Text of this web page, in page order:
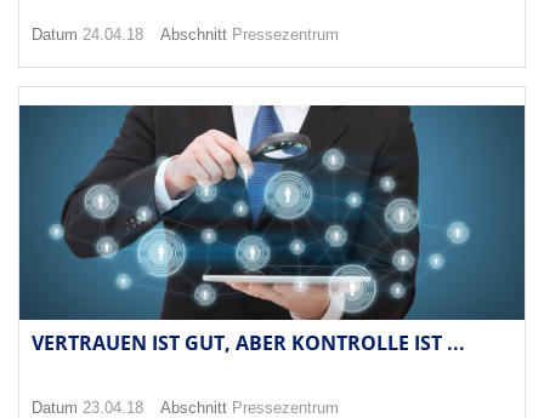
Datum 24.04.18 Abschnitt Pressezentrum
VERTRAUEN IST GUT, ABER KONTROLLE IST ...
Datum 23.04.18 Abschnitt Pressezentrum